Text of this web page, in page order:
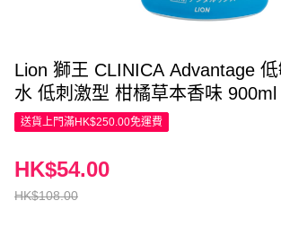
Lion 獅王 CLINICA Advantage
水 低刺激型 柑橘草本香味 900ml
送貨上門滿HK$250.00免運費
HK$108.00
HK$54.00